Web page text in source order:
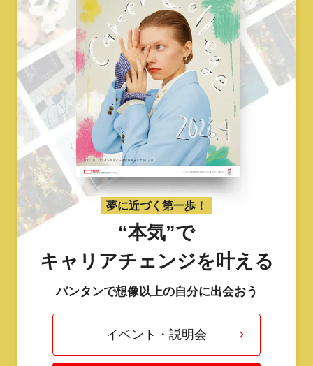
夢に近づく第一歩！
“本気”で
キャリアチェンジを叶える
バンタンで想像以上の自分に出会おう
イベント・説明会